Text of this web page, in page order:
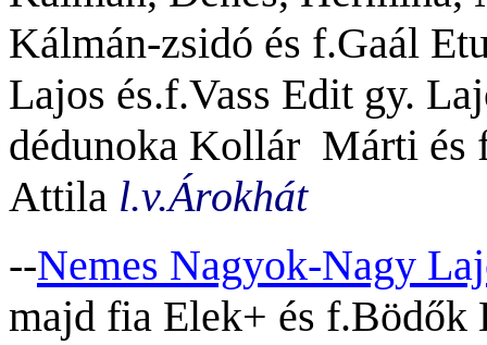
Kálmán-zsidó és f.Gaál
Lajos és.f.Vass Edit gy.
dédunoka Kollár Márti és
Attila l.v.Árokhát
--Nemes Nagyok-Nagy
majd fia Elek+ és f.Bödők